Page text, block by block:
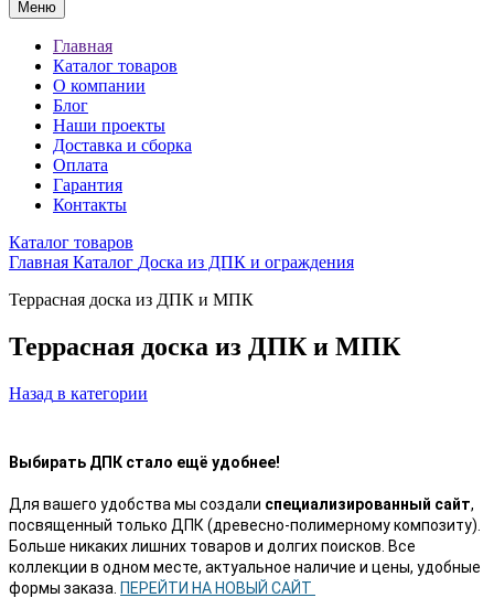
Меню
Главная
Каталог товаров
О компании
Блог
Наши проекты
Доставка и сборка
Оплата
Гарантия
Контакты
Каталог товаров
Главная Каталог Доска из ДПК и ограждения
Террасная доска из ДПК и МПК
Террасная доска из ДПК и МПК
Назад в категории
Выбирать ДПК стало ещё удобнее!
Для вашего удобства мы создали специализированный сайт,
посвященный только ДПК (древесно-полимерному композиту).
Больше никаких лишних товаров и долгих поисков. Все
коллекции в одном месте, актуальное наличие и цены, удобные
формы заказа. ПЕРЕЙТИ НА НОВЫЙ САЙТ